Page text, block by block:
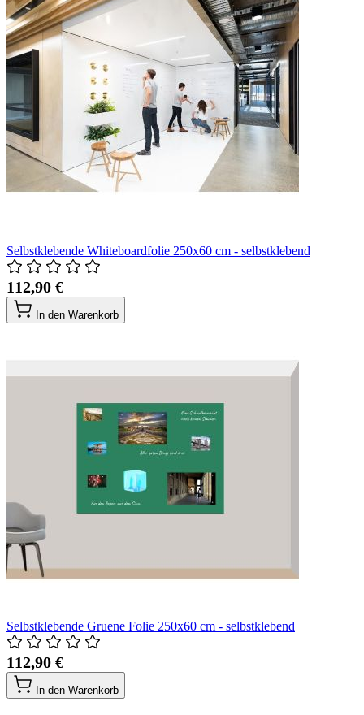
Selbstklebende Whiteboardfolie 250x60 cm - selbstklebend
112,90 €
In den Warenkorb
Selbstklebende Gruene Folie 250x60 cm - selbstklebend
112,90 €
In den Warenkorb